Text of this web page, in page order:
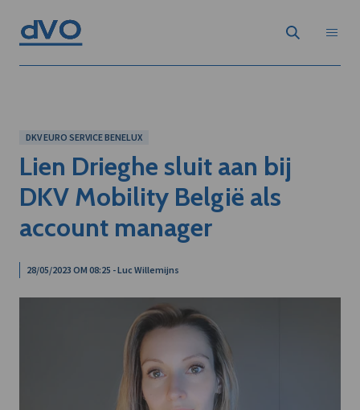
DKV EURO SERVICE BENELUX
Lien Drieghe sluit aan bij
DKV Mobility België als
account manager
28/05/2023 OM 08:25 - Luc Willemijns